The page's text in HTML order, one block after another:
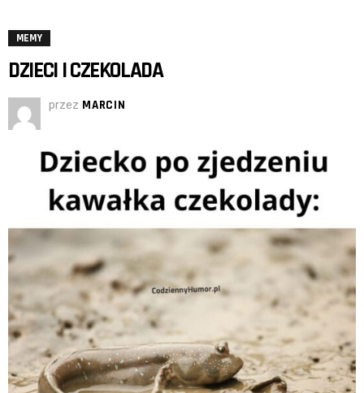
MEMY
DZIECI I CZEKOLADA
przez MARCIN